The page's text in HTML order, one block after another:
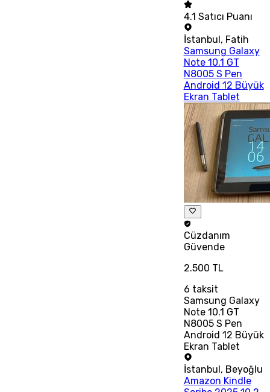
4.1 Satıcı Puanı
İstanbul, Fatih
Samsung Galaxy
Note 10.1 GT
N8005 S Pen
Android 12 Büyük
Ekran Tablet
Cüzdanım
Güvende
2.500 TL
6 taksit
Samsung Galaxy
Note 10.1 GT
N8005 S Pen
Android 12 Büyük
Ekran Tablet
İstanbul, Beyoğlu
Amazon Kindle